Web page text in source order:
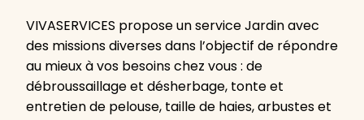
VIVASERVICES propose un service Jardin avec
des missions diverses dans l’objectif de répondre
au mieux à vos besoins chez vous : de
débroussaillage et désherbage, tonte et
entretien de pelouse, taille de haies, arbustes et